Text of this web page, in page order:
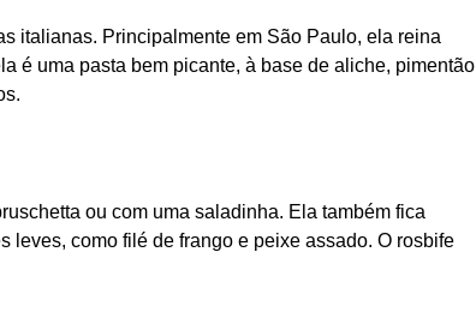
italianas. Principalmente em São Paulo, ela reina
é uma pasta bem picante, à base de aliche, pimentão
ou com uma saladinha. Ela também fica
leves, como filé de frango e peixe assado. O rosbife